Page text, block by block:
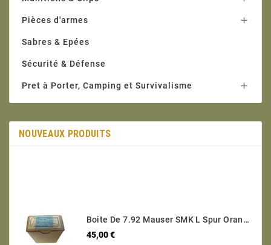
Pièces d'armes 
Sabres & Epées
Sécurité & Défense
Pret à Porter, Camping et Survivalisme 
NOUVEAUX PRODUITS
Boite De 7.92 Mauser SMK L Spur Orange Ref 123 Categorie C
45,00 €Prix